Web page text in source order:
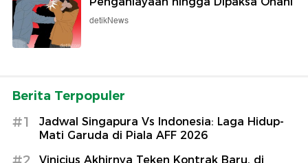
detikNews
Berita Terpopuler
#1
Jadwal Singapura Vs Indonesia: Laga Hidup-
Mati Garuda di Piala AFF 2026
Vinicius Akhirnya Teken Kontrak Baru, di